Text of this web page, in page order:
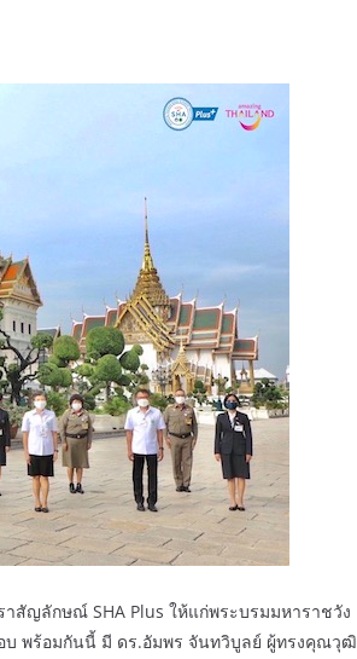
สัญลักษณ์ SHA Plus ให้แก่พระบรมมหาราชวัง
บ พร้อมกันนี้ มี ดร.อัมพร จันทวิบูลย์ ผู้ทรงคุณวุฒิ